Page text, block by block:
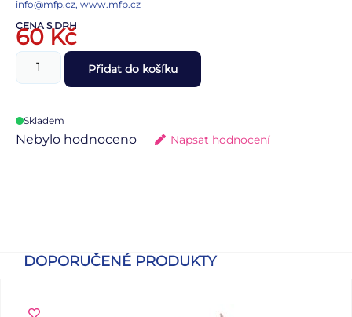
info@mfp.cz, www.mfp.cz
CENA S DPH
60Kč
Přidat do košíku
Skladem
Nebylo hodnoceno Napsat hodnocení
DOPORUČENÉ PRODUKTY